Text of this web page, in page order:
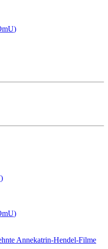
)
)
)
Annekatrin-Hendel-Filme